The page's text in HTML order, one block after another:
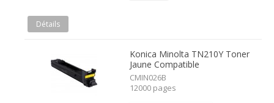
Détails
Konica Minolta TN210Y Toner
Jaune Compatible
CMIN026B
12000 pages